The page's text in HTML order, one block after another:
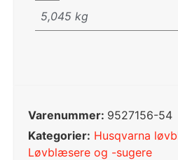
5,045 kg
Varenummer: 9527156-54
Kategorier: Husqvarna
Løvblæsere og -sugere